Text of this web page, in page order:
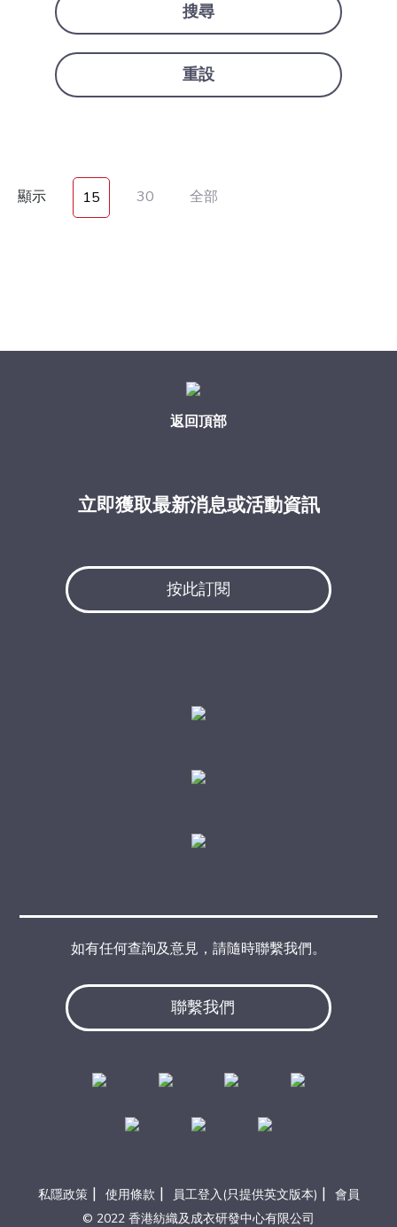
搜尋
重設
顯示 15 30 全部
返回頂部
立即獲取最新消息或活動資訊
按此訂閱
聯繫我們
如有任何查詢及意見，請隨時聯繫我們。
私隱政策 | 使用條款 | 員工登入(只提供英文版本) | 會員
© 2022 香港紡織及成衣研發中心有限公司